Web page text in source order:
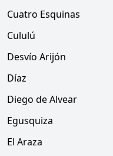
Cuatro Esquinas
Cululú
Desvío Arijón
Díaz
Diego de Alvear
Egusquiza
El Araza